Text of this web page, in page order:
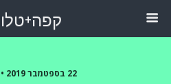
22 בספטמבר 2019 •